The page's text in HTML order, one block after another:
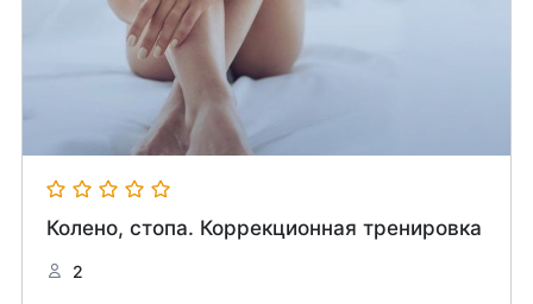
Колено, стопа. Коррекционная тренировка
2